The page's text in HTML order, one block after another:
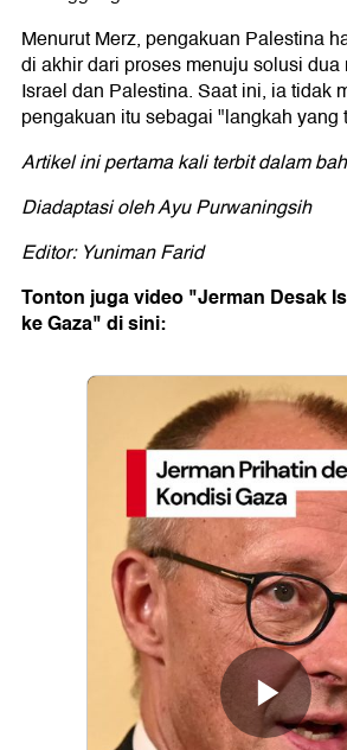
Menurut Merz, pengakuan Palestina
di akhir dari proses menuju solusi dua
Israel dan Palestina. Saat ini, ia tidak
pengakuan itu sebagai "langkah yang
Artikel ini pertama kali terbit dalam
Diadaptasi oleh Ayu Purwaningsih
Editor: Yuniman Farid
Tonton juga video "Jerman Desak
ke Gaza" di sini: